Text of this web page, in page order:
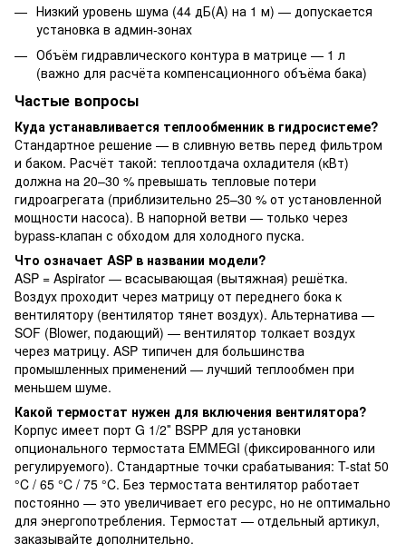
Низкий уровень шума (44 дБ(A) на 1 м) — допускается
установка в админ-зонах
Объём гидравлического контура в матрице — 1 л
(важно для расчёта компенсационного объёма бака)
Частые вопросы
Куда устанавливается теплообменник в гидросистеме?
Стандартное решение — в сливную ветвь перед фильтром
и баком. Расчёт такой: теплоотдача охладителя (кВт)
должна на 20–30 % превышать тепловые потери
гидроагрегата (приблизительно 25–30 % от установленной
мощности насоса). В напорной ветви — только через
bypass-клапан с обходом для холодного пуска.
Что означает ASP в названии модели?
ASP = Aspirator — всасывающая (вытяжная) решётка.
Воздух проходит через матрицу от переднего бока к
вентилятору (вентилятор тянет воздух). Альтернатива —
SOF (Blower, подающий) — вентилятор толкает воздух
через матрицу. ASP типичен для большинства
промышленных применений — лучший теплообмен при
меньшем шуме.
Какой термостат нужен для включения вентилятора?
Корпус имеет порт G 1/2″ BSPP для установки
опционального термостата EMMEGI (фиксированного или
регулируемого). Стандартные точки срабатывания: T-stat 50
°C / 65 °C / 75 °C. Без термостата вентилятор работает
постоянно — это увеличивает его ресурс, но не оптимально
для энергопотребления. Термостат — отдельный артикул,
заказывайте дополнительно.